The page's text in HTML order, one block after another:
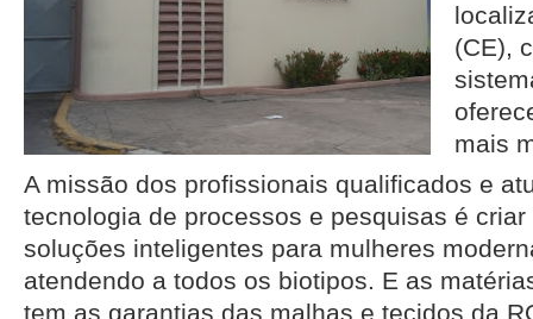
(CE),
mais
A missão dos profissionais qualificados e
tecnologia de processos e pesquisas é
soluções inteligentes para mulheres
atendendo a todos os biotipos. E as
tem as garantias das malhas e tecidos da